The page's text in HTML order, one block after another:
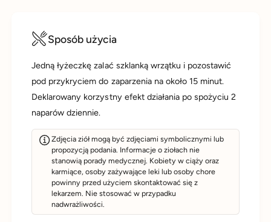
Sposób użycia
Jedną łyżeczkę zalać szklanką wrzątku i pozostawić
pod przykryciem do zaparzenia na około 15 minut.
Deklarowany korzystny efekt działania po spożyciu 2
naparów dziennie.
Zdjęcia ziół mogą być zdjęciami symbolicznymi lub
propozycją podania. Informacje o ziołach nie
stanowią porady medycznej. Kobiety w ciąży oraz
karmiące, osoby zażywające leki lub osoby chore
powinny przed użyciem skontaktować się z
lekarzem. Nie stosować w przypadku
nadwrażliwości.